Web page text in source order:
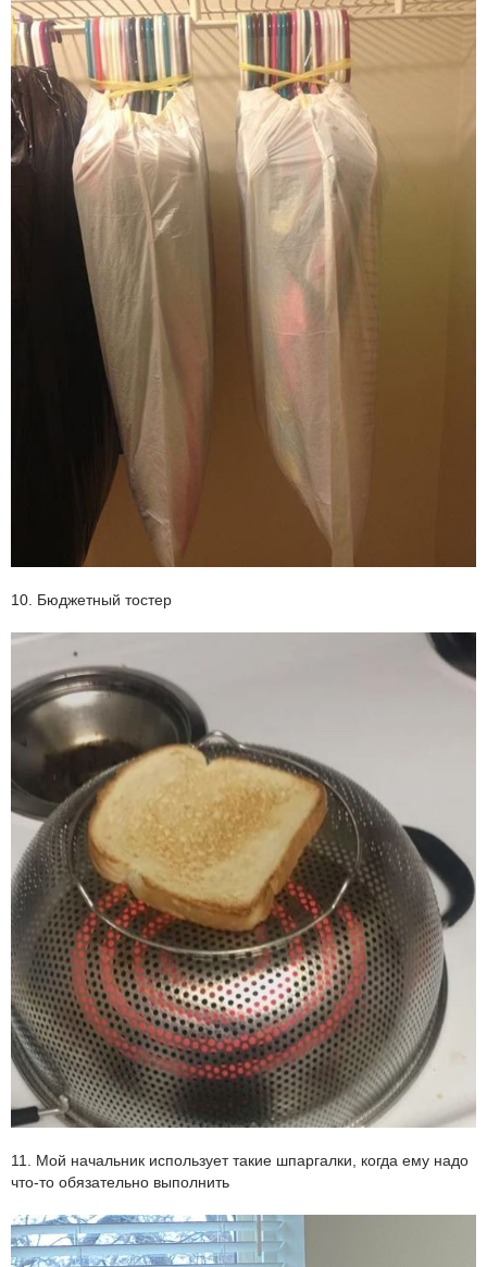
10. Бюджетный тостер
11. Мой начальник использует такие шпаргалки, когда ему надо
что-то обязательно выполнить